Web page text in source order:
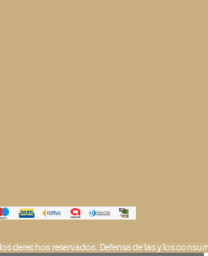
derechos reservados. Defensa de las y los